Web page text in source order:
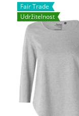
Fair Trade
Udržitelnost